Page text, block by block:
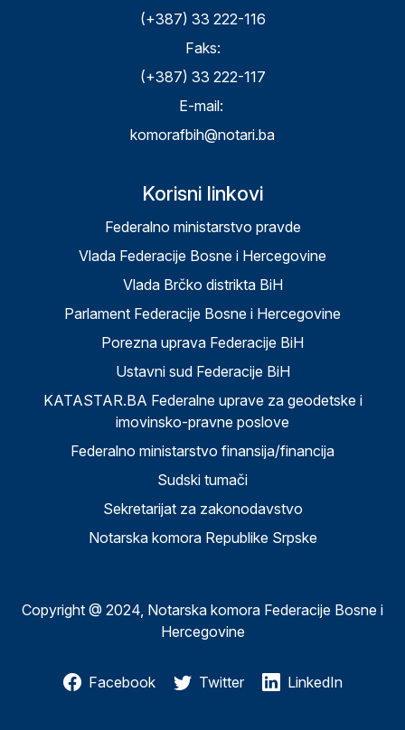
(+387) 33 222-116
Faks:
(+387) 33 222-117
E-mail:
komorafbih@notari.ba
Korisni linkovi
Federalno ministarstvo pravde
Vlada Federacije Bosne i Hercegovine
Vlada Brčko distrikta BiH
Parlament Federacije Bosne i Hercegovine
Porezna uprava Federacije BiH
Ustavni sud Federacije BiH
KATASTAR.BA Federalne uprave za geodetske i
imovinsko-pravne poslove
Federalno ministarstvo finansija/financija
Sudski tumači
Sekretarijat za zakonodavstvo
Notarska komora Republike Srpske
Copyright @ 2024, Notarska komora Federacije Bosne i
Hercegovine
Facebook Twitter LinkedIn